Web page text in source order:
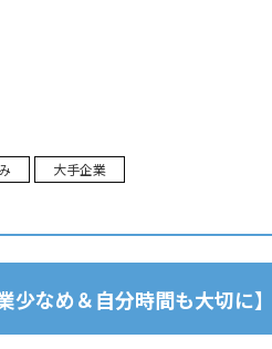
大手企業
なめ＆自分時間も大切に】